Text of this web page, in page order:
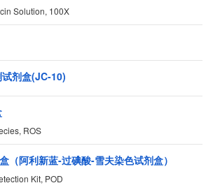
Solution, 100X
剂盒(JC-10)
ROS
（阿利新蓝-过碘酸-雪夫染色试剂盒）
Kit, POD